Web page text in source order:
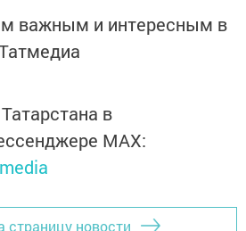
важным и интересным в
в
MАХ:
страницу новости